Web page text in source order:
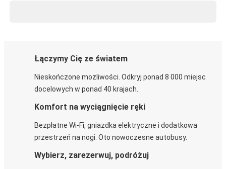
Łączymy Cię ze światem
Nieskończone możliwości. Odkryj ponad 8 000 miejsc
docelowych w ponad 40 krajach.
Komfort na wyciągnięcie ręki
Bezpłatne Wi-Fi, gniazdka elektryczne i dodatkowa
przestrzeń na nogi. Oto nowoczesne autobusy.
Wybierz, zarezerwuj, podróżuj